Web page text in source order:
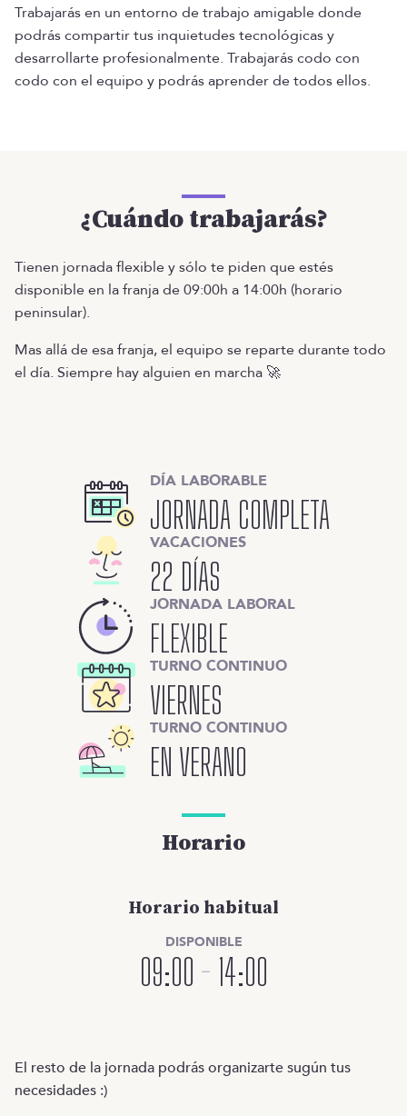
Trabajarás en un entorno de trabajo amigable donde
podrás compartir tus inquietudes tecnológicas y
desarrollarte profesionalmente. Trabajarás codo con
codo con el equipo y podrás aprender de todos ellos.
¿Cuándo trabajarás?
Tienen jornada flexible y sólo te piden que estés
disponible en la franja de 09:00h a 14:00h (horario
peninsular).
Mas allá de esa franja, el equipo se reparte durante todo
el día. Siempre hay alguien en marcha 🚀
DÍA LABORABLE
JORNADA COMPLETA
VACACIONES
22 DÍAS
JORNADA LABORAL
FLEXIBLE
TURNO CONTINUO
VIERNES
TURNO CONTINUO
EN VERANO
Horario
Horario habitual
DISPONIBLE
09:00 - 14:00
El resto de la jornada podrás organizarte sugún tus
necesidades :)